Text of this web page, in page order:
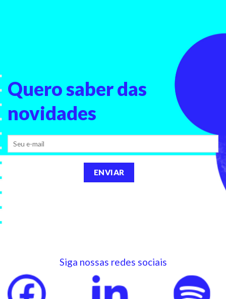
Quero saberdas
novidades
Siga nossas redes sociais